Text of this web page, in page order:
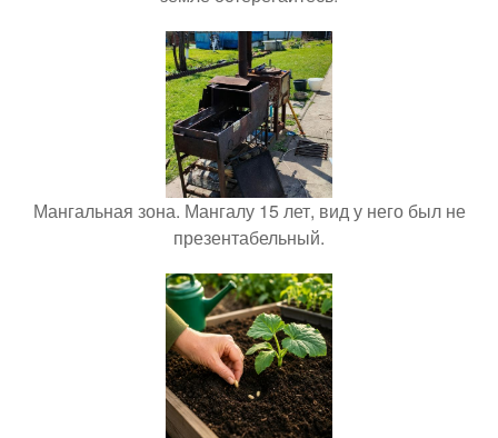
Мангальная зона. Мангалу 15 лет, вид у него был не
презентабельный.